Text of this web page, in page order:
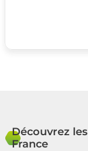
Découvrez
France